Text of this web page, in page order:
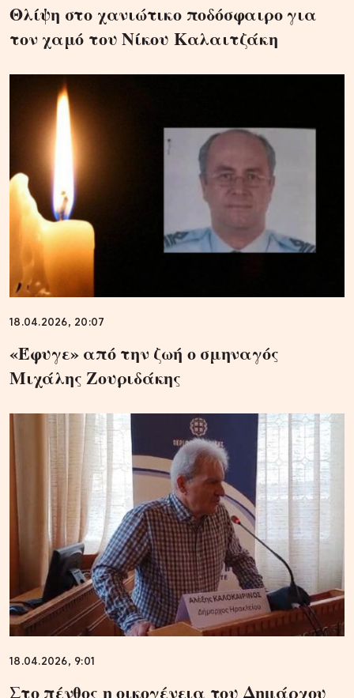
Θλίψη στο χανιώτικο ποδόσφαιρο για
τον χαμό του Νίκου Καλαιτζάκη
18.04.2026, 20:07
«Έφυγε» από την ζωή ο σμηναγός
Μιχάλης Ζουριδάκης
18.04.2026, 9:01
Στο πένθος η οικογένεια του Δημάρχου